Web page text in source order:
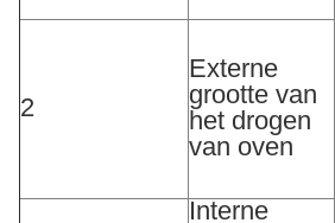
2
Externe
grootte van
het drogen
van oven
Interne